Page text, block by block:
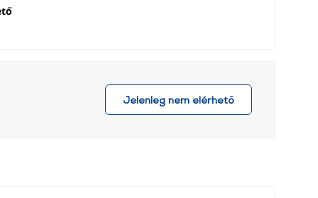
Jelenleg nem elérhető